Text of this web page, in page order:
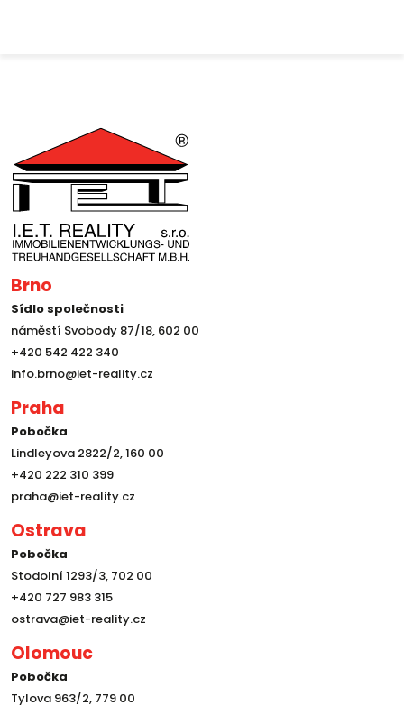
Brno
Sídlo společnosti
náměstí Svobody 87/18, 602 00
+420 542 422 340
info.brno@iet-reality.cz
Praha
Pobočka
Lindleyova 2822/2, 160 00
+420 222 310 399
praha@iet-reality.cz
Ostrava
Pobočka
Stodolní 1293/3, 702 00
+420 727 983 315
ostrava@iet-reality.cz
Olomouc
Pobočka
Tylova 963/2, 779 00